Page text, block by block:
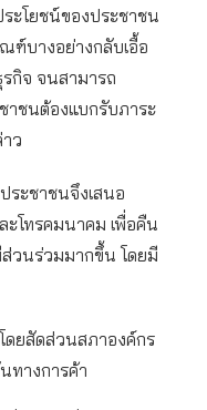
ะโยชน์ของประชาชน
ฑ์บางอย่างกลับเอื้อ
กิจ จนสามารถ
าชนต้องแบกรับภาระ
ว
ระชาชนจึงเสนอ
ะโทรคมนาคม เพื่อคืน
วนร่วมมากขึ้น โดยมี
ดยสัดส่วนสภาองค์กร
ทางการค้า